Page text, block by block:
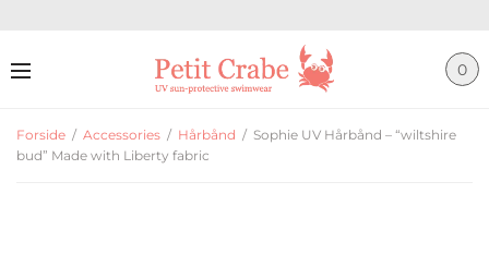
0
Forside / Accessories / Hårbånd / Sophie UV Hårbånd – “wiltshire
bud” Made with Liberty fabric